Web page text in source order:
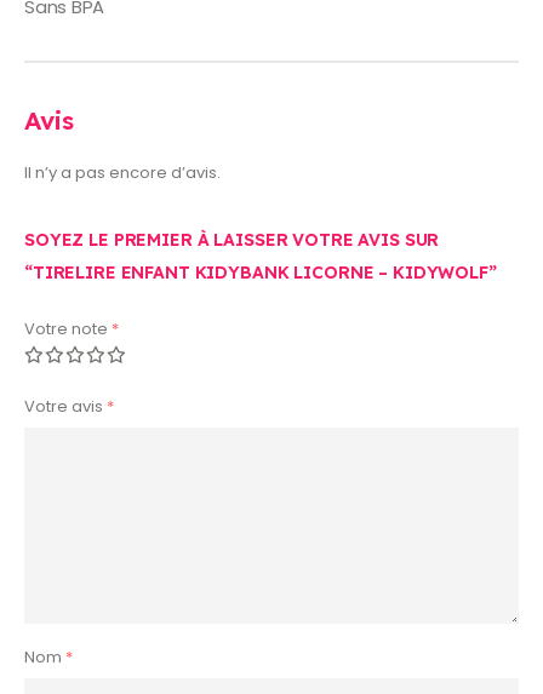
Sans BPA
Avis
Il n’y a pas encore d’avis.
SOYEZ LE PREMIER À LAISSER VOTRE AVIS SUR
“TIRELIRE ENFANT KIDYBANK LICORNE – KIDYWOLF”
Votre note *
Votre avis *
Nom *